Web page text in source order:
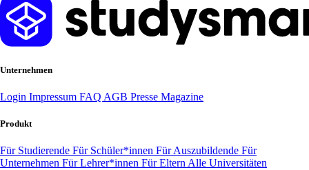
Unternehmen
Login Impressum FAQ AGB Presse Magazine
Produkt
Für Studierende Für Schüler*innen Für Auszubildende Für
Unternehmen Für Lehrer*innen Für Eltern Alle Universitäten